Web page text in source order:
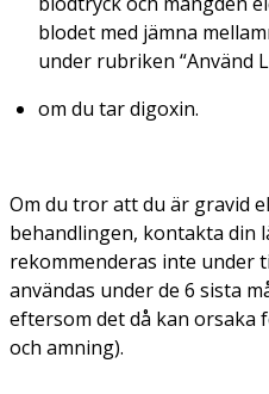
blodet med jämna
under rubriken “Använd
om du tar digoxin.
Om du tror att du är gravid
behandlingen, kontakta din
rekommenderas inte under
användas under de 6 sista
eftersom det då kan orsaka
och amning).